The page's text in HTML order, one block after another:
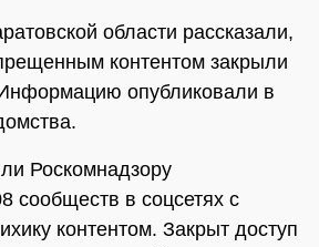
области рассказали,
контентом закрыли
опубликовали в
Роскомнадзору
сообществ в соцсетях с
контентом. Закрыт доступ